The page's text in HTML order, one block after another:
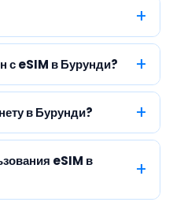
с eSIM в Бурунди?
в Бурунди?
eSIM в